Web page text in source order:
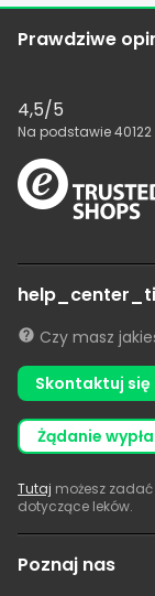
Prawdziwe
4,5/5
Na podstawie40122
Czy masz
Skontaktuj się
żądanie
Tutaj możesz
dotyczące leków.
Poznaj nas